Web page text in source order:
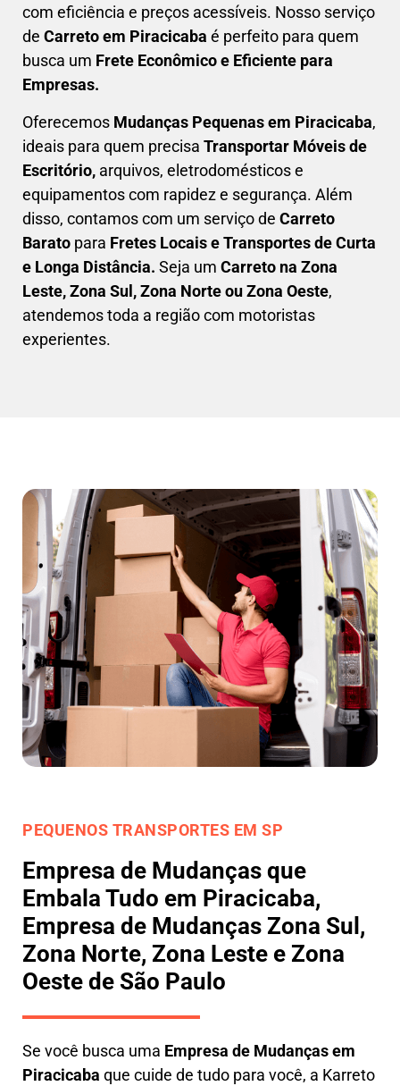
com eficiência e preços acessíveis. Nosso serviço
de Carreto em Piracicaba é perfeito para quem
busca um Frete Econômico e Eficiente para
Empresas.
Oferecemos Mudanças Pequenas em Piracicaba,
ideais para quem precisa Transportar Móveis de
Escritório, arquivos, eletrodomésticos e
equipamentos com rapidez e segurança. Além
disso, contamos com um serviço de Carreto
Barato para Fretes Locais e Transportes de Curta
e Longa Distância. Seja um Carreto na Zona
Leste, Zona Sul, Zona Norte ou Zona Oeste,
atendemos toda a região com motoristas
experientes.
PEQUENOS TRANSPORTES EM SP
Empresa de Mudanças que
Embala Tudo em Piracicaba,
Empresa de Mudanças Zona Sul,
Zona Norte, Zona Leste e Zona
Oeste de São Paulo
Se você busca uma Empresa de Mudanças em
Piracicaba que cuide de tudo para você, a Karreto